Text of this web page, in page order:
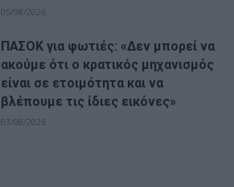
05/08/2026
ΠΑΣΟΚ για φωτιές: «Δεν μπορεί να
ακούμε ότι ο κρατικός μηχανισμός
είναι σε ετοιμότητα και να
βλέπουμε τις ίδιες εικόνες»
03/08/2026